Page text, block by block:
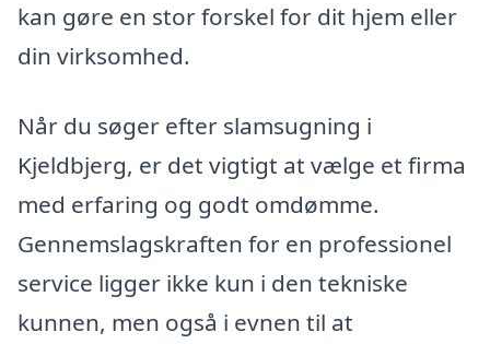
kan gøre en stor forskel for dit hjem eller
din virksomhed.
Når du søger efter slamsugning i
Kjeldbjerg, er det vigtigt at vælge et firma
med erfaring og godt omdømme.
Gennemslagskraften for en professionel
service ligger ikke kun i den tekniske
kunnen, men også i evnen til at